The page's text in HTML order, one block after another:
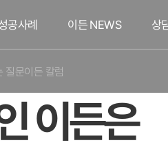
질문이든 칼럼
공사례 이든 NEWS 상
이든은